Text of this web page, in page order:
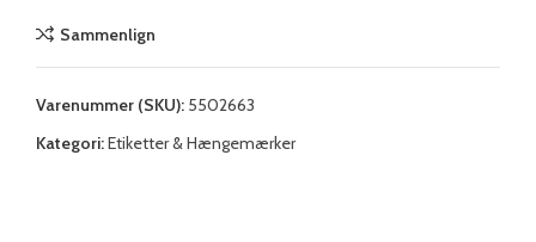
Sammenlign
Varenummer (SKU): 5502663
Kategori:Etiketter & Hængemærker